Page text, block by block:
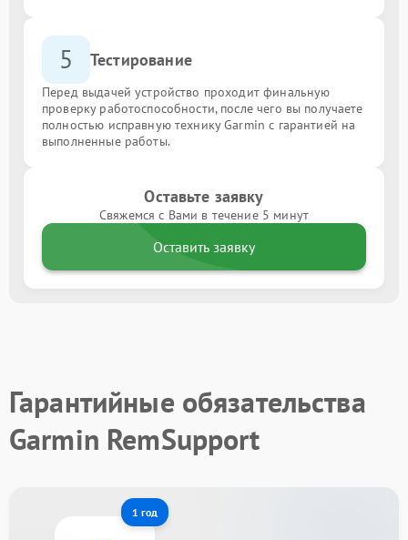
5 Тестирование
Перед выдачей устройство проходит финальную
проверку работоспособности, после чего вы получаете
полностью исправную технику Garmin с гарантией на
выполненные работы.
Оставьте заявку
Свяжемся с Вами в течение 5 минут
Оставить заявку
Гарантийные обязательства
Garmin RemSupport
1 год